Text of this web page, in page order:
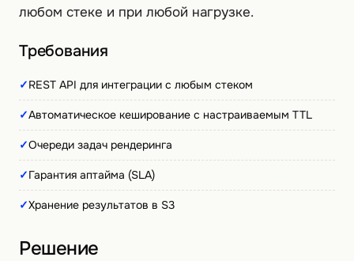
любом стеке и при любой нагрузке.
Требования
✓REST API для интеграции с любым стеком
✓Автоматическое кеширование с настраиваемым TTL
✓Очереди задач рендеринга
✓Гарантия аптайма (SLA)
✓Хранение результатов в S3
Решение